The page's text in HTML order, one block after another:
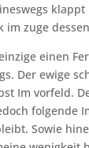
im zuge
einen
Der ewige
Im vorfeld.
folgende
Sowie